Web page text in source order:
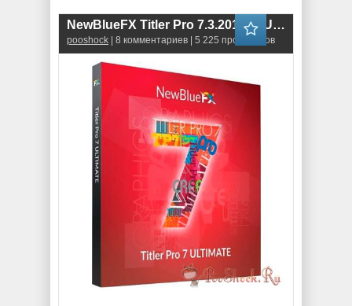
NewBlueFX Titler Pro 7.3.201016 Ultimate
pooshock | 8 комментариев | 5 225 просмотров